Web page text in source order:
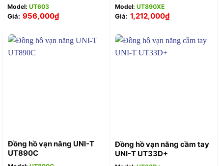
Model: UT603
Giá: 956,000₫
Model: UT890XE
Giá: 1,212,000₫
Đồng hồ vạn năng UNI-T
UT890C
Đồng hồ vạn năng cầm tay
UNI-T UT33D+